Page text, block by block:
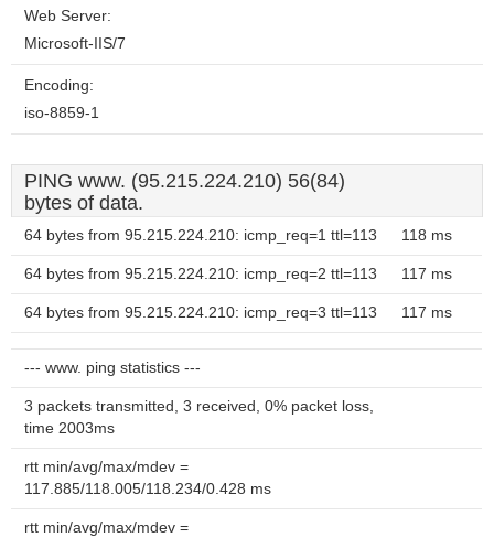
Web Server:
Microsoft-IIS/7
Encoding:
iso-8859-1
PING www. (95.215.224.210) 56(84)
bytes of data.
64 bytes from 95.215.224.210: icmp_req=1 ttl=113 118 ms
64 bytes from 95.215.224.210: icmp_req=2 ttl=113 117 ms
64 bytes from 95.215.224.210: icmp_req=3 ttl=113 117 ms
--- www. ping statistics ---
3 packets transmitted, 3 received, 0% packet loss,
time 2003ms
rtt min/avg/max/mdev =
117.885/118.005/118.234/0.428 ms
rtt min/avg/max/mdev =